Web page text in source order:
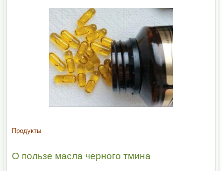
Продукты
О пользе масла черного тмина